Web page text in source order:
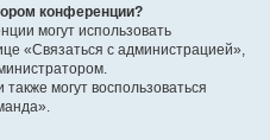
конференции?
могут использовать
«Связаться с администрацией»,
могут воспользоваться